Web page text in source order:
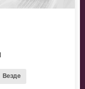
Везде